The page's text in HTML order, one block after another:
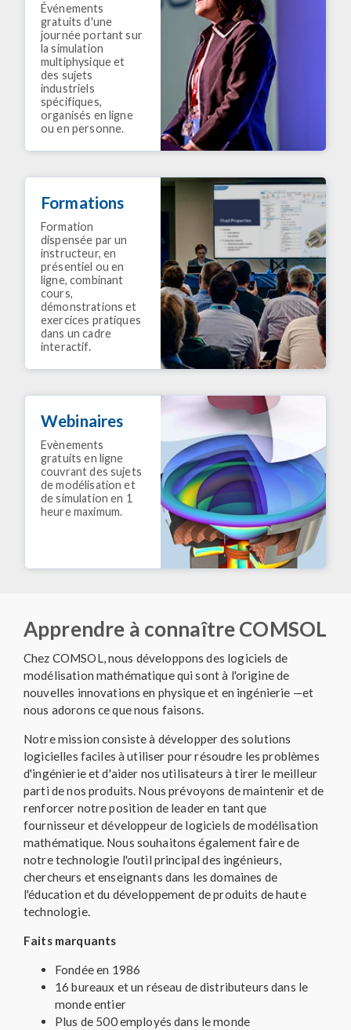
Événements
gratuits d'une
journée portant sur
la simulation
multiphysique et
des sujets
industriels
spécifiques,
organisés en ligne
ou en personne.
Formations
Formation
dispensée par un
instructeur, en
présentiel ou en
ligne, combinant
cours,
démonstrations et
exercices pratiques
dans un cadre
interactif.
Webinaires
Evènements
gratuits en ligne
couvrant des sujets
de modélisation et
de simulation en 1
heure maximum.
Apprendre à connaître COMSOL
Chez COMSOL, nous développons des logiciels de
modélisation mathématique qui sont à l'origine de
nouvelles innovations en physique et en ingénierie —et
nous adorons ce que nous faisons.
Notre mission consiste à développer des solutions
logicielles faciles à utiliser pour résoudre les problèmes
d'ingénierie et d'aider nos utilisateurs à tirer le meilleur
parti de nos produits. Nous prévoyons de maintenir et de
renforcer notre position de leader en tant que
fournisseur et développeur de logiciels de modélisation
mathématique. Nous souhaitons également faire de
notre technologie l'outil principal des ingénieurs,
chercheurs et enseignants dans les domaines de
l'éducation et du développement de produits de haute
technologie.
Faits marquants
Fondée en 1986
16 bureaux et un réseau de distributeurs dans le
monde entier
Plus de 500 employés dans le monde